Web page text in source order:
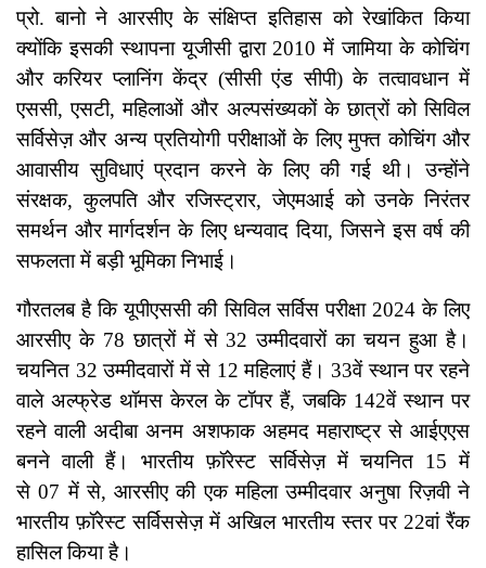
प्रो. बानो ने आरसीए के संक्षिप्त इतिहास को रेखांकित किया
क्योंकि इसकी स्थापना यूजीसी द्वारा 2010 में जामिया के कोचिंग
और करियर प्लानिंग केंद्र (सीसी एंड सीपी) के तत्वावधान में
एससी, एसटी, महिलाओं और अल्पसंख्यकों के छात्रों को सिविल
सर्विसेज़ और अन्य प्रतियोगी परीक्षाओं के लिए मुफ्त कोचिंग और
आवासीय सुविधाएं प्रदान करने के लिए की गई थी। उन्होंने
संरक्षक, कुलपति और रजिस्ट्रार, जेएमआई को उनके निरंतर
समर्थन और मार्गदर्शन के लिए धन्यवाद दिया, जिसने इस वर्ष की
सफलता में बड़ी भूमिका निभाई।
गौरतलब है कि यूपीएससी की सिविल सर्विस परीक्षा 2024 के लिए
आरसीए के 78 छात्रों में से 32 उम्मीदवारों का चयन हुआ है।
चयनित 32 उम्मीदवारों में से 12 महिलाएं हैं। 33वें स्थान पर रहने
वाले अल्फ्रेड थॉमस केरल के टॉपर हैं, जबकि 142वें स्थान पर
रहने वाली अदीबा अनम अशफाक अहमद महाराष्ट्र से आईएएस
बनने वाली हैं। भारतीय फ़ॉरेस्ट सर्विसेज़ में चयनित 15 में
से 07 में से, आरसीए की एक महिला उम्मीदवार अनुषा रिज़वी ने
भारतीय फ़ॉरेस्ट सर्विससेज़ में अखिल भारतीय स्तर पर 22वां रैंक
हासिल किया है।